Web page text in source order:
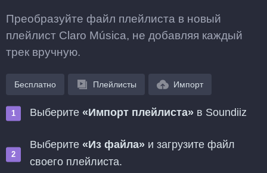
Преобразуйте файл плейлиста в новый
плейлист Claro Música, не добавляя каждый
трек вручную.
Бесплатно Плейлисты Импорт
Выберите «Импорт плейлиста» в Soundiiz
Выберите «Из файла» и загрузите файл
своего плейлиста.